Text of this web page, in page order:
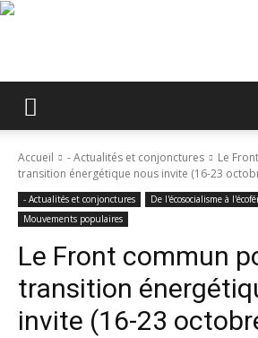
Accueil - Actualités et conjonctures
Le
transition énergétique nous invite (16-23
- Actualités et conjonctures
De l'écosocialisme à
Mouvements populaires
Le Front commun
transition
invite (16-23